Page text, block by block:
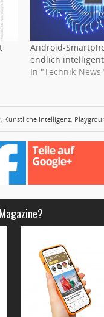
Android-
endlich
In "Technik-News"
, Künstliche Intelligenz,